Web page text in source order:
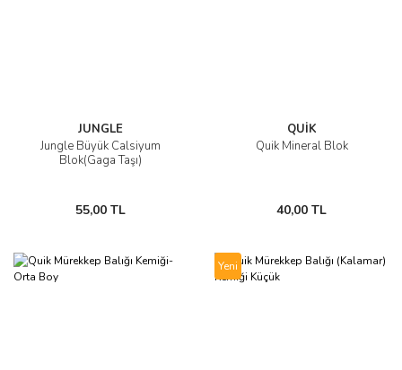
JUNGLE
Jungle Büyük Calsiyum
Blok(Gaga Taşı)
55,00 TL
QUİK
Quik Mineral Blok
40,00 TL
Yeni